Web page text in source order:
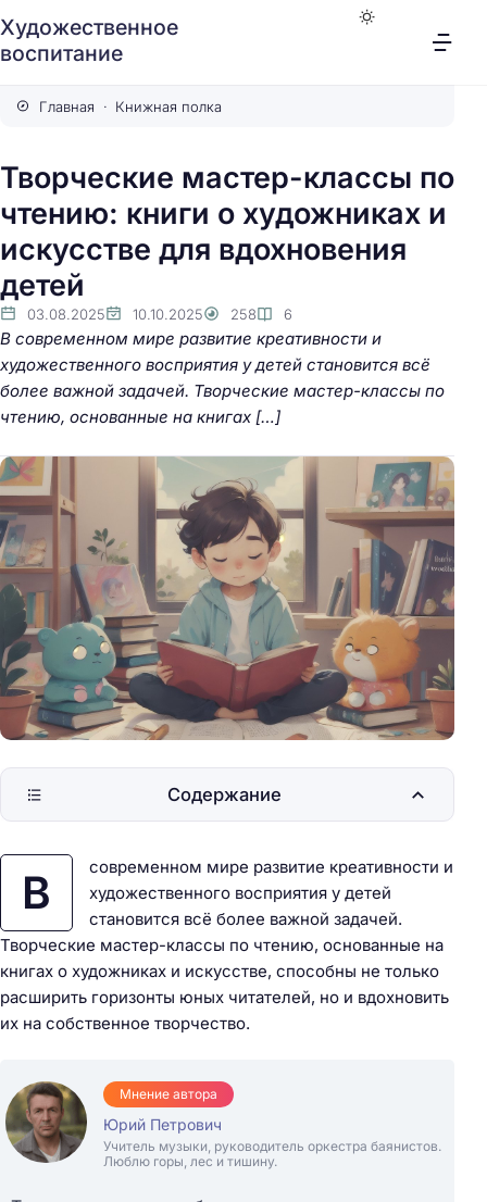
Художественное
воспитание
Главная Книжная полка
Творческие мастер-классы по
чтению: книги о художниках и
искусстве для вдохновения
детей
03.08.2025 10.10.2025 258 6
В современном мире развитие креативности и
художественного восприятия у детей становится всё
более важной задачей. Творческие мастер-классы по
чтению, основанные на книгах […]
В
современном мире развитие креативности и
художественного восприятия у детей
становится всё более важной задачей.
Творческие мастер-классы по чтению, основанные на
книгах о художниках и искусстве, способны не только
расширить горизонты юных читателей, но и вдохновить
их на собственное творчество.
Мнение автора
Юрий Петрович
Учитель музыки, руководитель оркестра баянистов.
Люблю горы, лес и тишину.
Содержание